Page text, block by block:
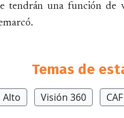
tendrán una función de
Temas de
Alto Visión 360 CAF